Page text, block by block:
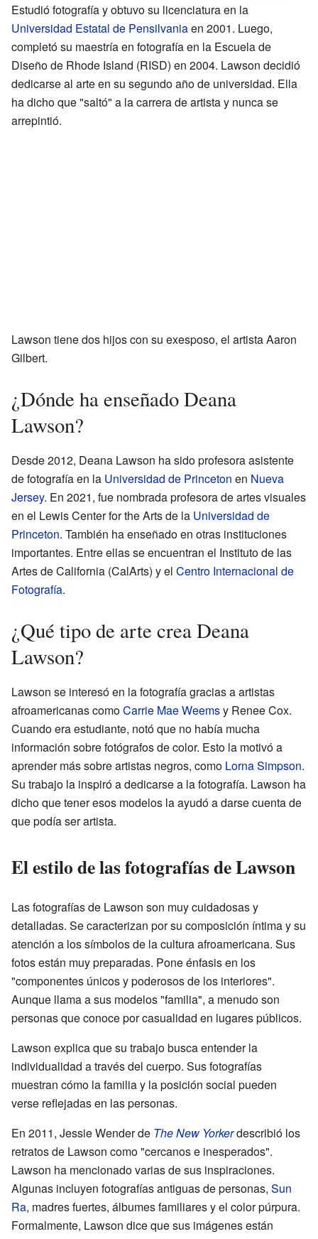
Estudió fotografía y obtuvo su licenciatura en la
Universidad Estatal de Pensilvaniaen 2001. Luego,
completó su maestría en fotografía en la Escuela de
Diseño de Rhode Island (RISD) en 2004. Lawson decidió
dedicarse al arte en su segundo año de universidad. Ella
ha dicho que "saltó" a la carrera de artista y nunca se
arrepintió.
Lawson tiene dos hijos con su exesposo, el artista Aaron
Gilbert.
¿Dónde ha enseñado Deana
Lawson?
Desde 2012, Deana Lawson ha sido profesora asistente
de fotografía en la Universidad de Princeton en Nueva
Jersey. En 2021, fue nombrada profesora de artes visuales
en el Lewis Center for the Arts de la Universidad de
Princeton. También ha enseñado en otras instituciones
importantes. Entre ellas se encuentran el Instituto de las
Artes de California (CalArts) y el Centro Internacional de
Fotografía.
¿Qué tipo de arte crea Deana
Lawson?
Lawson se interesó en la fotografía gracias a artistas
afroamericanas comoCarrie Mae Weemsy Renee Cox.
Cuando era estudiante, notó que no había mucha
información sobre fotógrafos de color. Esto la motivó a
aprender más sobre artistas negros, como Lorna Simpson.
Su trabajo la inspiró a dedicarse a la fotografía. Lawson ha
dicho que tener esos modelos la ayudó a darse cuenta de
que podía ser artista.
El estilo de las fotografías de Lawson
Las fotografías de Lawson son muy cuidadosas y
detalladas. Se caracterizan por su composición íntima y su
atención a los símbolos de la cultura afroamericana. Sus
fotos están muy preparadas. Pone énfasis en los
"componentes únicos y poderosos de los interiores".
Aunque llama a sus modelos "familia", a menudo son
personas que conoce por casualidad en lugares públicos.
Lawson explica que su trabajo busca entender la
individualidad a través del cuerpo. Sus fotografías
muestran cómo la familia y la posición social pueden
verse reflejadas en las personas.
En 2011, Jessie Wender de The New Yorkerdescribió los
retratos de Lawson como "cercanos e inesperados".
Lawson ha mencionado varias de sus inspiraciones.
Algunas incluyen fotografías antiguas de personas, Sun
Ra, madres fuertes, álbumes familiares y el color púrpura.
Formalmente, Lawson dice que sus imágenes están